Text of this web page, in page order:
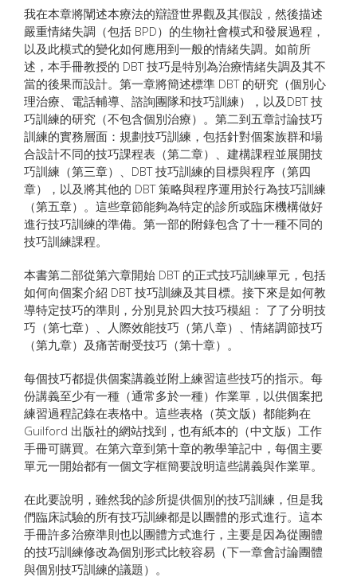
我在本章將闡述本療法的辯證世界觀及其假設，然後描述
嚴重情緒失調（包括 BPD）的生物社會模式和發展過程，
以及此模式的變化如何應用到一般的情緒失調。如前所
述，本手冊教授的 DBT 技巧是特別為治療情緒失調及其不
當的後果而設計。第一章將簡述標準 DBT 的研究（個別心
理治療、電話輔導、諮詢團隊和技巧訓練），以及DBT 技
巧訓練的研究（不包含個別治療）。第二到五章討論技巧
訓練的實務層面：規劃技巧訓練，包括針對個案族群和場
合設計不同的技巧課程表（第二章）、建構課程並展開技
巧訓練（第三章）、DBT 技巧訓練的目標與程序（第四
章），以及將其他的 DBT 策略與程序運用於行為技巧訓練
（第五章）。這些章節能夠為特定的診所或臨床機構做好
進行技巧訓練的準備。第一部的附錄包含了十一種不同的
技巧訓練課程。
本書第二部從第六章開始 DBT 的正式技巧訓練單元，包括
如何向個案介紹 DBT 技巧訓練及其目標。接下來是如何教
導特定技巧的準則，分別見於四大技巧模組： 了了分明技
巧（第七章）、人際效能技巧（第八章）、情緒調節技巧
（第九章）及痛苦耐受技巧（第十章）。
每個技巧都提供個案講義並附上練習這些技巧的指示。每
份講義至少有一種（通常多於一種）作業單，以供個案把
練習過程記錄在表格中。這些表格（英文版）都能夠在
Guilford 出版社的網站找到，也有紙本的（中文版）工作
手冊可購買。在第六章到第十章的教學筆記中，每個主要
單元一開始都有一個文字框簡要說明這些講義與作業單。
在此要說明，雖然我的診所提供個別的技巧訓練，但是我
們臨床試驗的所有技巧訓練都是以團體的形式進行。這本
手冊許多治療準則也以團體方式進行，主要是因為從團體
的技巧訓練修改為個別形式比較容易（下一章會討論團體
與個別技巧訓練的議題）。